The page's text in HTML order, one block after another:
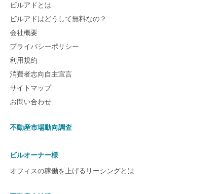
ビルアドとは
ビルアドはどうして無料なの？
会社概要
プライバシーポリシー
利用規約
消費者志向自主宣言
サイトマップ
お問い合わせ
不動産市場動向調査
ビルオーナー様
オフィスの稼働を上げるリーシングとは